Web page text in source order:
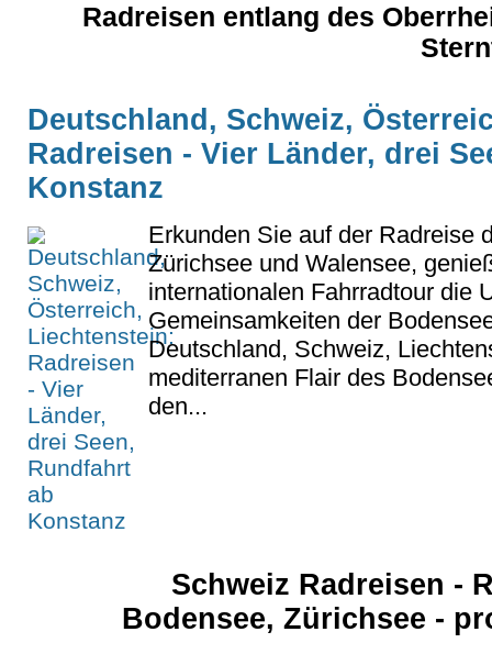
Radreisen entlang des
Deutschland, Schweiz,
Radreisen - Vier Länder, drei
Konstanz
Erkunden Sie auf der Radreise
Zürichsee und Walensee,
internationalen Fahrradtour die
Gemeinsamkeiten der
Deutschland, Schweiz,
mediterranen Flair des
den...
Schweiz Radreisen -
Bodensee, Zürichsee -